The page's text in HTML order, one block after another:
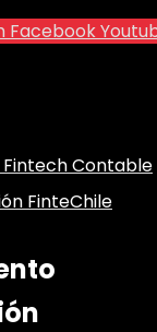
Facebook
Contable
FinteChile